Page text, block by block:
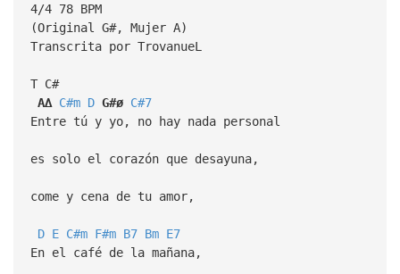
4/4 78 BPM
(Original G#, Mujer A)
Transcrita por TrovanueL
T C#
A∆ C#m D G#ø C#7
Entre tú y yo, no hay nada personal
es solo el corazón que desayuna,
come y cena de tu amor,
D E C#m F#m B7 Bm E7
En el café de la mañana,